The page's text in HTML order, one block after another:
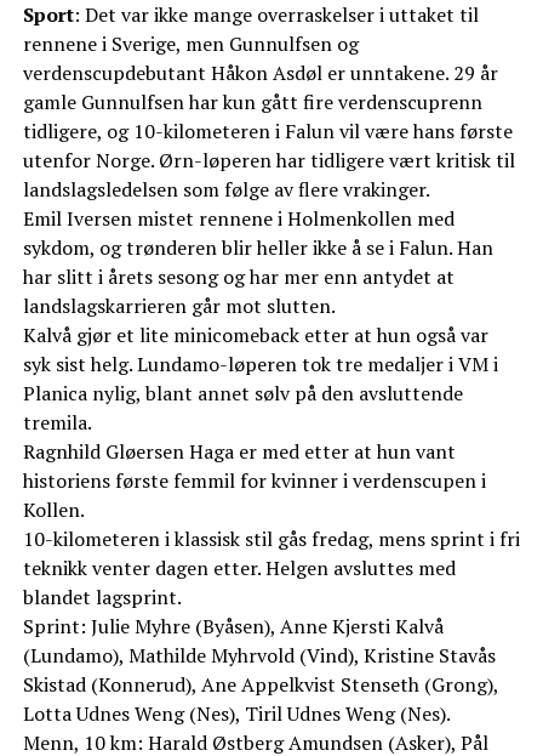
Sport: Det var ikke mange overraskelser i uttaket til
rennene i Sverige, men Gunnulfsen og
verdenscupdebutant Håkon Asdøl er unntakene. 29 år
gamle Gunnulfsen har kun gått fire verdenscuprenn
tidligere, og 10-kilometeren i Falun vil være hans første
utenfor Norge. Ørn-løperen har tidligere vært kritisk til
landslagsledelsen som følge av flere vrakinger.
Emil Iversen mistet rennene i Holmenkollen med
sykdom, og trønderen blir heller ikke å se i Falun. Han
har slitt i årets sesong og har mer enn antydet at
landslagskarrieren går mot slutten.
Kalvå gjør et lite minicomeback etter at hun også var
syk sist helg. Lundamo-løperen tok tre medaljer i VM i
Planica nylig, blant annet sølv på den avsluttende
tremila.
Ragnhild Gløersen Haga er med etter at hun vant
historiens første femmil for kvinner i verdenscupen i
Kollen.
10-kilometeren i klassisk stil gås fredag, mens sprint i fri
teknikk venter dagen etter. Helgen avsluttes med
blandet lagsprint.
Sprint: Julie Myhre (Byåsen), Anne Kjersti Kalvå
(Lundamo), Mathilde Myhrvold (Vind), Kristine Stavås
Skistad (Konnerud), Ane Appelkvist Stenseth (Grong),
Lotta Udnes Weng (Nes), Tiril Udnes Weng (Nes).
Menn, 10 km: Harald Østberg Amundsen (Asker), Pål